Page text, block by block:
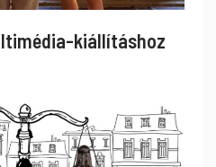
kiállításhoz